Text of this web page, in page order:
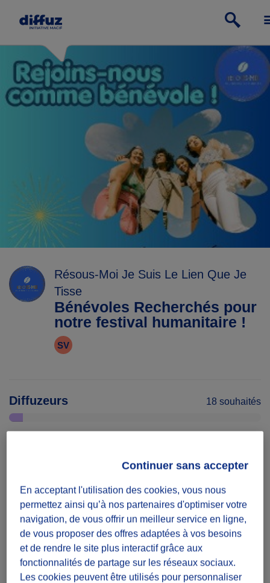
Résous-Moi Je Suis Le Lien Que Je
Tisse
Bénévoles Recherchés pour
notre festival humanitaire !
SV
Diffuzeurs 18 souhaités
Date
au 05/07/26
Présence
En acceptant l'utilisation des cookies, vous nous
permettez ainsi qu’à nos partenaires d'optimiser votre
navigation, de vous offrir un meilleur service en ligne,
de vous proposer des offres adaptées à vos besoins
et de rendre le site plus interactif grâce aux
fonctionnalités de partage sur les réseaux sociaux.
Les cookies peuvent être utilisés pour personnaliser
Continuer sans accepter